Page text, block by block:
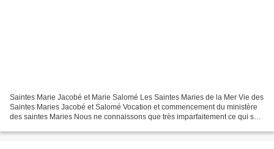
Saintes Marie Jacobé et Marie Salomé Les Saintes Maries de la Mer Vie des
Saintes Maries Jacobé et Salomé Vocation et commencement du ministère
des saintes Maries Nous ne connaissons que très imparfaitement ce qui se